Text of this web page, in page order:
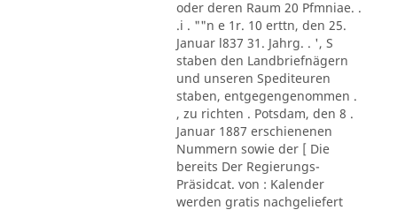
oder deren Raum 20 Pfmniae. .
.i . ""n e 1r. 10 erttn, den 25.
Januar l837 31. Jahrg. . ', S
staben den Landbriefnägern
und unseren Spediteuren
staben, entgegengenommen .
, zu richten . Potsdam, den 8 .
Januar 1887 erschienenen
Nummern sowie der [ Die
bereits Der Regierungs-
Präsidcat. von : Kalender
werden gratis nachgeliefert